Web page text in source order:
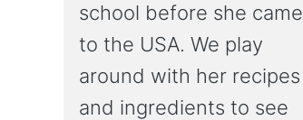
school before she came
to the USA. We play
around with her recipes
and ingredients to see